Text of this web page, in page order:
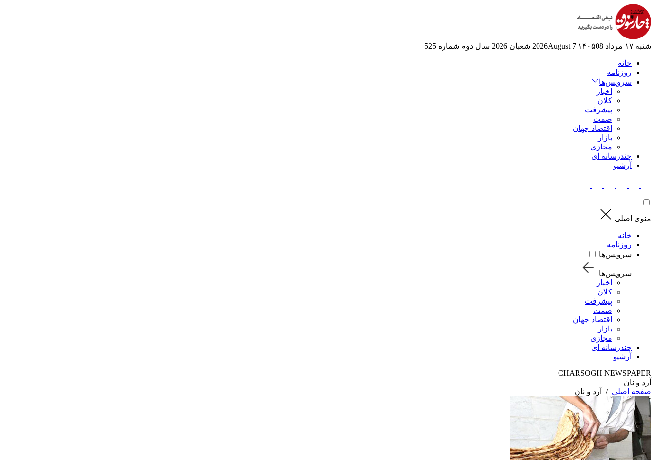
شنبه ۱۷ مرداد ۱۴۰۵ 08 2026August 7 شعبان 2026 سال دوم شماره 525
خانه
روزنامه
سرویس‌ها
اخبار
کلان
پیشرفت
صمت
اقتصاد جهان
بازار
مجازی
چندرسانه ای
آرشیو
منوی اصلی
خانه
روزنامه
سرویس‌ها
سرویس‌ها
اخبار
کلان
پیشرفت
صمت
اقتصاد جهان
بازار
مجازی
چندرسانه ای
آرشیو
CHARSOGH NEWSPAPER
آرد و نان
صفحه اصلی / آرد و نان